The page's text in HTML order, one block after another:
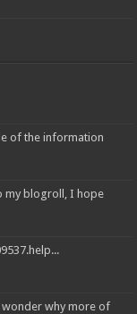
of the information
my blogroll, I hope
wonder why more of